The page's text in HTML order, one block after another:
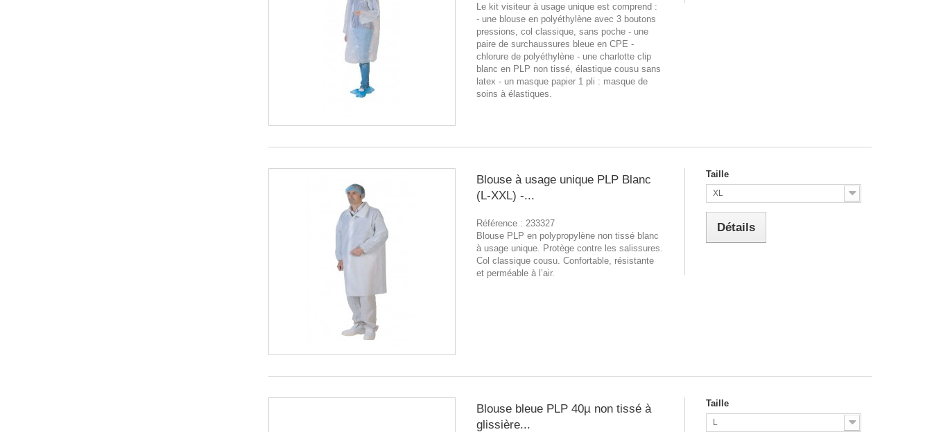
Le kit visiteur à usage unique est comprend :
- une blouse en polyéthylène avec 3 boutons
pressions, col classique, sans poche - une
paire de surchaussures bleue en CPE -
chlorure de polyéthylène - une charlotte clip
blanc en PLP non tissé, élastique cousu sans
latex - un masque papier 1 pli : masque de
soins à élastiques.
Blouse à usage unique PLP Blanc
(L-XXL) -...
Référence : 233327
Blouse PLP en polypropylène non tissé blanc
à usage unique. Protège contre les salissures.
Col classique cousu. Confortable, résistante
et perméable à l’air.
Taille
XL
Détails
Blouse bleue PLP 40µ non tissé à
glissière...
Taille
L